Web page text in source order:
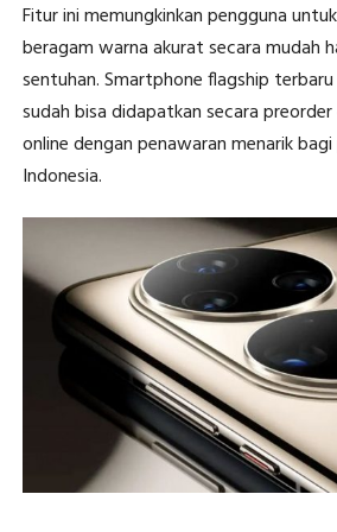
Fitur ini memungkinkan pengguna
beragam warna akurat secara mudah
sentuhan. Smartphone flagship
sudah bisa didapatkan secara
online dengan penawaran menarik
Indonesia.